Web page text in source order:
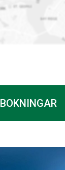
BOKNINGAR